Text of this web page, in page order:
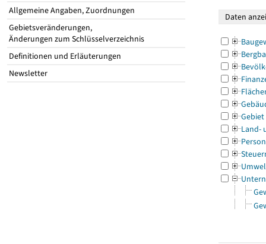
Allgemeine Angaben, Zuordnungen
Gebietsveränderungen,
Änderungen zum Schlüsselverzeichnis
Definitionen und Erläuterungen
Newsletter
Gebiet
Land-